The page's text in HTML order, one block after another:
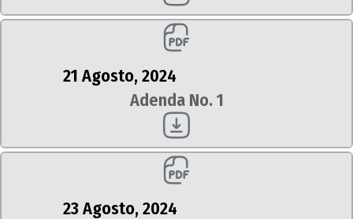
21 Agosto, 2024
Adenda No. 1
23 Agosto, 2024